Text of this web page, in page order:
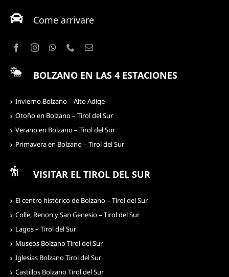
Come arrivare
BOLZANO EN LAS 4 ESTACIONES
Invierno Bolzano – Alto Adige
Otoño en Bolzano – Tirol del Sur
Verano en Bolzano – Tirol del Sur
Primavera en Bolzano – Tirol del Sur
VISITAR EL TIROL DEL SUR
El centro histórico de Bolzano – Tirol del Sur
Colle, Renon y San Genesio – Tirol del Sur
Lagos – Tirol del Sur
Museos Bolzano Tirol del Sur
Iglesias Bolzano Tirol del Sur
Castillos Bolzano Tirol del Sur